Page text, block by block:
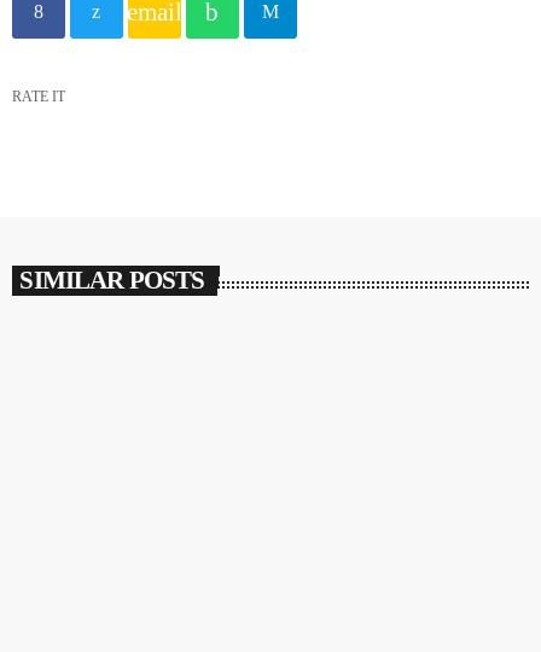
email
RATE IT
SIMILAR POSTS